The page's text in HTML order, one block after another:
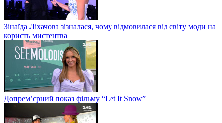
Зінаїда Ліхачова зізналася, чому відмовилася від світу моди на
користь мистецтва
Допрем’єрний показ фільму “Let It Snow”